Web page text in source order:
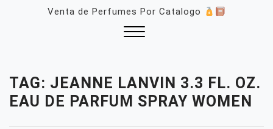
Venta de Perfumes Por Catalogo
TAG: JEANNE LANVIN 3.3 FL. OZ.
EAU DE PARFUM SPRAY WOMEN